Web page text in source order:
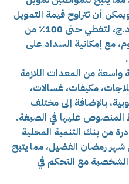
أن تتراوح قيمة التمويل
بين 50,000 د.ج و1,000,000 د.ج، لتغطي حتى 100٪ من
مع إمكانية السداد على
واسعة من المعدات اللازمة
مكيفات، غسالات،
بالإضافة إلى مختلف
المنصوص عليها في الصيغة.
من بنك التنمية المحلية
شهر رمضان الفضيل، مما يتيح
الشخصية مع التحكم في